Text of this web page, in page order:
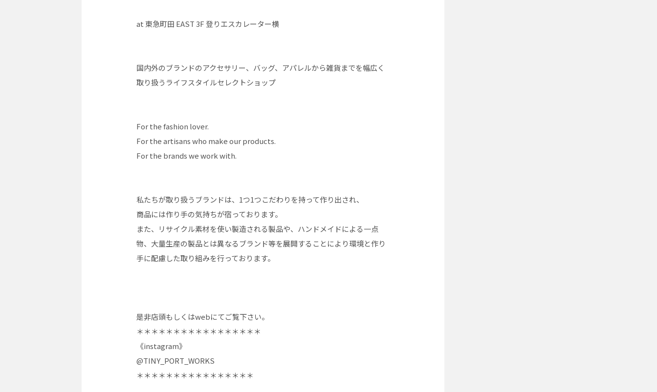
at 東急町田 EAST 3F 登りエスカレーター横
国内外のブランドのアクセサリー、バッグ、アパレルから雑貨までを幅広く
取り扱うライフスタイルセレクトショップ
For the fashion lover.
For the artisans who make our products.
For the brands we work with.
私たちが取り扱うブランドは、1つ1つこだわりを持って作り出され、
商品には作り手の気持ちが宿っております。
また、リサイクル素材を使い製造される製品や、ハンドメイドによる一点
物、大量生産の製品とは異なるブランド等を展開することにより環境と作り
手に配慮した取り組みを行っております。
是非店頭もしくはwebにてご覧下さい。
＊＊＊＊＊＊＊＊＊＊＊＊＊＊＊＊＊
《instagram》
@TINY_PORT_WORKS
＊＊＊＊＊＊＊＊＊＊＊＊＊＊＊＊